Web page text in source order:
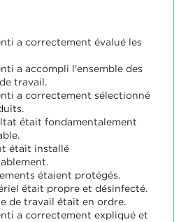
a correctement évalué les
a accompli l'ensemble des
travail.
a correctement sélectionné
était fondamentalement
était installé
étaient protégés.
était propre et désinfecté.
de travail était en ordre.
a correctement expliqué et